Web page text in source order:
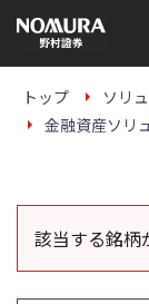
の
ー
トップ
ソリ
金融資産ソリ
該当する銘柄